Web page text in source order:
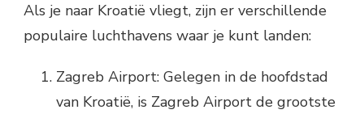
Als je naar Kroatië vliegt, zijn er verschillende
populaire luchthavens waar je kunt landen:
Zagreb Airport: Gelegen in de hoofdstad
van Kroatië, is Zagreb Airport de grootste